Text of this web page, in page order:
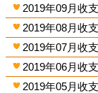
2019年09月收
2019年08月收
2019年07月收
2019年06月收
2019年05月收